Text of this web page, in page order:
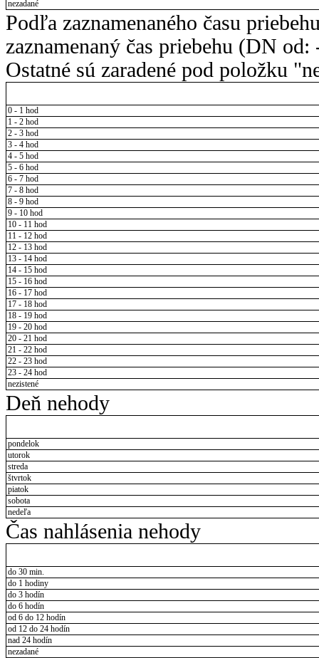
nezadané
Podľa zaznamenaného času
zaznamenaný čas priebehu (DN
Ostatné sú zaradené pod položku
0 - 1 hod
1 - 2 hod
2 - 3 hod
3 - 4 hod
4 - 5 hod
5 - 6 hod
6 - 7 hod
7 - 8 hod
8 - 9 hod
9 - 10 hod
10 - 11 hod
11 - 12 hod
12 - 13 hod
13 - 14 hod
14 - 15 hod
15 - 16 hod
16 - 17 hod
17 - 18 hod
18 - 19 hod
19 - 20 hod
20 - 21 hod
21 - 22 hod
22 - 23 hod
23 - 24 hod
nezistené
Deň nehody
pondelok
utorok
streda
štvrtok
piatok
sobota
nedeľa
Čas nahlásenia nehody
do 30 min.
do 1 hodiny
do 3 hodín
do 6 hodín
od 6 do 12 hodín
od 12 do 24 hodín
nad 24 hodín
nezadané